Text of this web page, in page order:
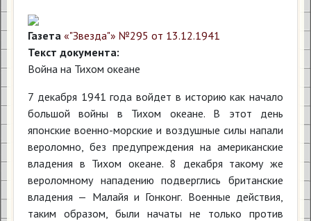
Газета «"Звезда"» №295 от 13.12.1941
Текст документа:
Война на Тихом океане
7 декабря 1941 года войдет в историю как начало
большой войны в Тихом океане. В этот день
японские военно-морские и воздушные силы напали
вероломно, без предупреждения на американские
владения в Тихом океане. 8 декабря такому же
вероломному нападению подверглись британские
владения — Малайя и Гонконг. Военные действия,
таким образом, были начаты не только против